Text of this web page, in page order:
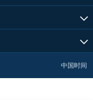
中国时间